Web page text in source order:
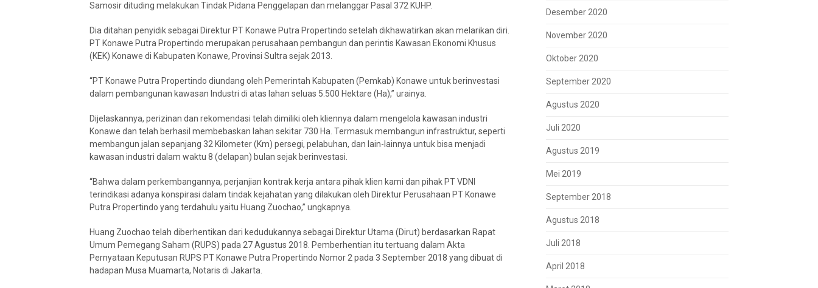
Samosir dituding melakukan Tindak Pidana Penggelapan dan melanggar Pasal 372 KUHP.
Dia ditahan penyidik sebagai Direktur PT Konawe Putra Propertindo setelah dikhawatirkan akan melarikan diri.
PT Konawe Putra Propertindo merupakan perusahaan pembangun dan perintis Kawasan Ekonomi Khusus
(KEK) Konawe di Kabupaten Konawe, Provinsi Sultra sejak 2013.
“PT Konawe Putra Propertindo diundang oleh Pemerintah Kabupaten (Pemkab) Konawe untuk berinvestasi
dalam pembangunan kawasan Industri di atas lahan seluas 5.500 Hektare (Ha),” urainya.
Dijelaskannya, perizinan dan rekomendasi telah dimiliki oleh kliennya dalam mengelola kawasan industri
Konawe dan telah berhasil membebaskan lahan sekitar 730 Ha. Termasuk membangun infrastruktur, seperti
membangun jalan sepanjang 32 Kilometer (Km) persegi, pelabuhan, dan lain-lainnya untuk bisa menjadi
kawasan industri dalam waktu 8 (delapan) bulan sejak berinvestasi.
“Bahwa dalam perkembangannya, perjanjian kontrak kerja antara pihak klien kami dan pihak PT VDNI
terindikasi adanya konspirasi dalam tindak kejahatan yang dilakukan oleh Direktur Perusahaan PT Konawe
Putra Propertindo yang terdahulu yaitu Huang Zuochao,” ungkapnya.
Huang Zuochao telah diberhentikan dari kedudukannya sebagai Direktur Utama (Dirut) berdasarkan Rapat
Umum Pemegang Saham (RUPS) pada 27 Agustus 2018. Pemberhentian itu tertuang dalam Akta
Pernyataan Keputusan RUPS PT Konawe Putra Propertindo Nomor 2 pada 3 September 2018 yang dibuat di
hadapan Musa Muamarta, Notaris di Jakarta.
Desember 2020
November 2020
Oktober 2020
September 2020
Agustus 2020
Juli 2020
Agustus 2019
Mei 2019
September 2018
Agustus 2018
Juli 2018
April 2018